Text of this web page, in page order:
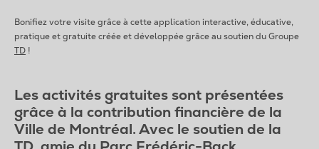
Bonifiez votre visite grâce à cette application interactive, éducative,
pratique et gratuite créée et développée grâce au soutien du Groupe
TD !
Les activités gratuites sont présentées
grâce à la contribution financière de la
Ville de Montréal. Avec le soutien de la